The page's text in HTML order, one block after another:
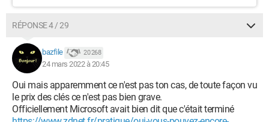
RÉPONSE 4 / 29
bazfile 20 268
24 mars 2022 à 20:45
Oui mais apparemment ce n'est pas ton cas, de toute façon vu
le prix des clés ce n'est pas bien grave.
Officiellement Microsoft avait bien dit que c'était terminé